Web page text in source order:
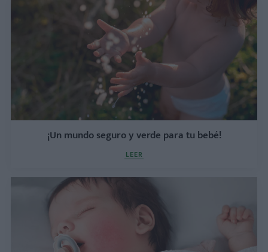
¡Un mundo seguro y verde para tu bebé!
LEER